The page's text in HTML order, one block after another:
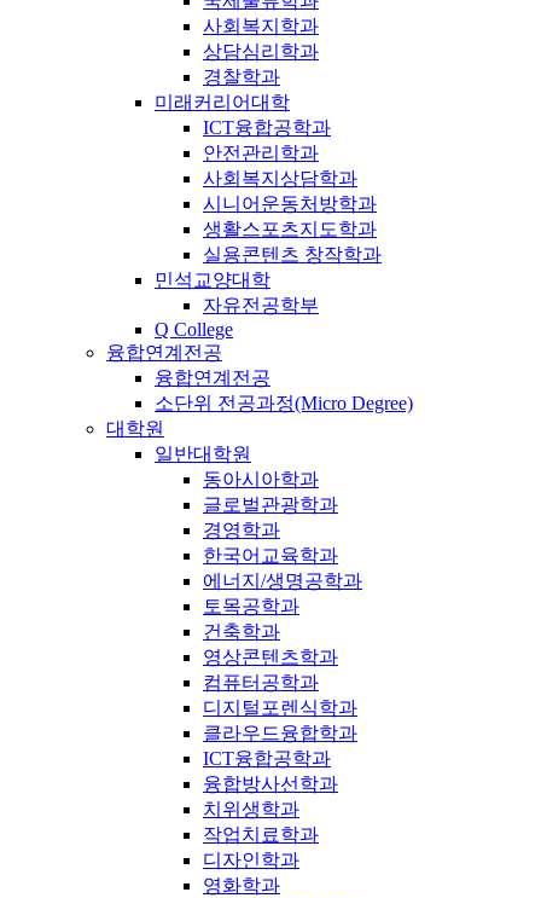
사회복지학과
상담심리학과
경찰학과
미래커리어대학
ICT융합공학과
안전관리학과
사회복지상담학과
시니어운동처방학과
생활스포츠지도학과
실용콘텐츠 창작학과
민석교양대학
자유전공학부
Q College
융합연계전공
융합연계전공
소단위 전공과정(Micro Degree)
대학원
일반대학원
동아시아학과
글로벌관광학과
경영학과
한국어교육학과
에너지/생명공학과
토목공학과
건축학과
영상콘텐츠학과
컴퓨터공학과
디지털포렌식학과
클라우드융합학과
ICT융합공학과
융합방사선학과
치위생학과
작업치료학과
디자인학과
영화학과